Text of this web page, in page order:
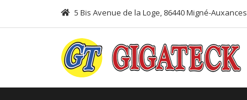
5 Bis Avenue de la Loge, 86440 Migné-Auxances